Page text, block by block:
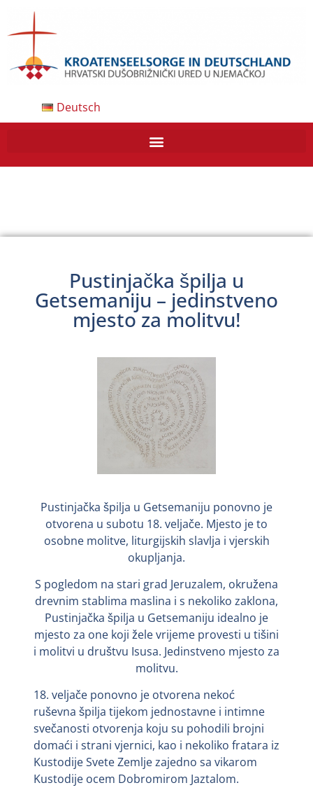
Deutsch
Pustinjačka špilja u
Getsemaniju – jedinstveno
mjesto za molitvu!
Pustinjačka špilja u Getsemaniju ponovno je
otvorena u subotu 18. veljače. Mjesto je to
osobne molitve, liturgijskih slavlja i vjerskih
okupljanja.
S pogledom na stari grad Jeruzalem, okružena
drevnim stablima maslina i s nekoliko zaklona,
Pustinjačka špilja u Getsemaniju idealno je
mjesto za one koji žele vrijeme provesti u tišini
i molitvi u društvu Isusa. Jedinstveno mjesto za
molitvu.
18. veljače ponovno je otvorena nekoć
ruševna špilja tijekom jednostavne i intimne
svečanosti otvorenja koju su pohodili brojni
domaći i strani vjernici, kao i nekoliko fratara iz
Kustodije Svete Zemlje zajedno sa vikarom
Kustodije ocem Dobromirom Jaztalom.